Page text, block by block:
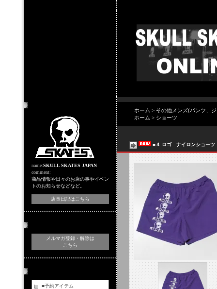
name:SKULL SKATES JAPAN
comment:
商品情報や日々のお店の事やイベン
トのお知らせなどなど。
店長日記はこちら
メルマガ登録・解除は
こちら
■予約アイテム
ホーム > その他メンズ(パンツ、
ホーム > ショーツ
■４ ロゴ ナイロンショーツ